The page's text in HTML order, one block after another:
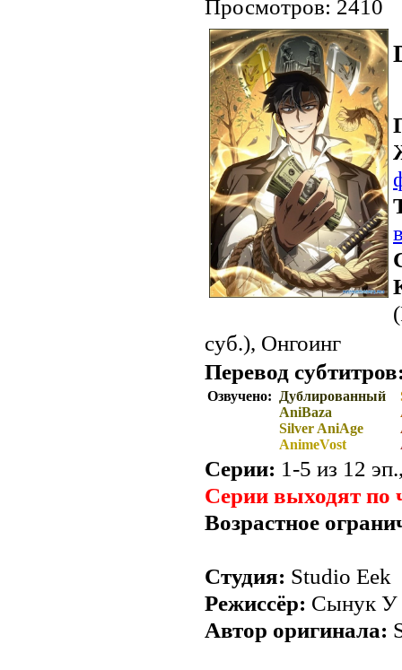
Просмотров: 2410
суб.), Онгоинг
Перевод
Озвучено:
Дублированный
AniBaza
Silver AniAge
AnimeVost
Серии: 1-5 из 12
Серии выходят по
Возрастное
Студия: Studio Eek
Режиссёр: Сынук У
Автор оригинала: